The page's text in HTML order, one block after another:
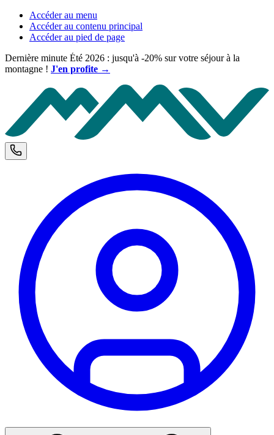
Accéder au menu
Accéder au contenu principal
Accéder au pied de page
Dernière minute Été 2026 : jusqu'à -20% sur votre séjour à la
montagne ! J'en profite →
Téléphone et horaires d'ouverture